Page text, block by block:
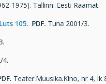
1975). Tallinn: Eesti Raamat.
105. PDF. Tuna 2001/3.
4.
Teater.Muusika.Kino, nr 4, lk